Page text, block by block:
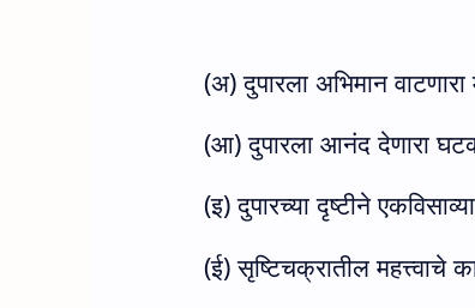
(अ) दुपारला अभिमान
(आ) दुपारला आनंद देणारा
(इ) दुपारच्या दृष्टीने
(ई) सृष्टिचक्रातील महत्त्वाचे